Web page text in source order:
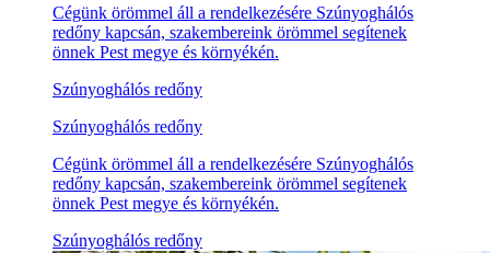
Cégünk örömmel áll a rendelkezésére Szúnyoghálós
redőny kapcsán, szakembereink örömmel segítenek
önnek Pest megye és környékén.
Szúnyoghálós redőny
Szúnyoghálós redőny
Cégünk örömmel áll a rendelkezésére Szúnyoghálós
redőny kapcsán, szakembereink örömmel segítenek
önnek Pest megye és környékén.
Szúnyoghálós redőny